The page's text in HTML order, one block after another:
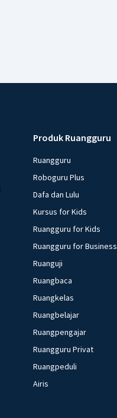
Produk Ruangguru
Ruangguru
Roboguru Plus
Dafa dan Lulu
Kursus for Kids
Ruangguru for Kids
Ruangguru for Business
Ruanguji
Ruangbaca
Ruangkelas
Ruangbelajar
Ruangpengajar
Ruangguru Privat
Ruangpeduli
Airis